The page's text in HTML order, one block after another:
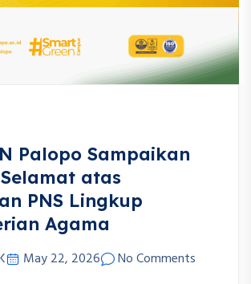
Palopo Sampaikan
atas
PNS Lingkup
Agama
May 22, 2026
No Comments